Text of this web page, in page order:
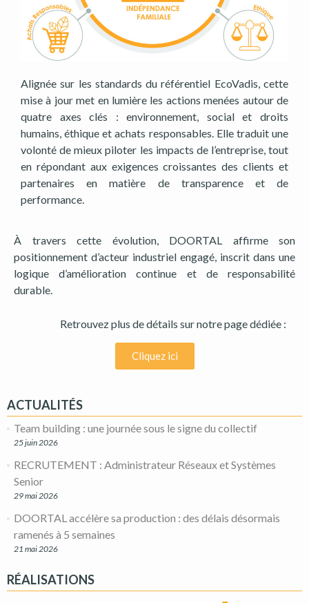
Alignée sur les standards du référentiel EcoVadis, cette
mise à jour met en lumière les actions menées autour de
quatre axes clés : environnement, social et droits
humains, éthique et achats responsables. Elle traduit une
volonté de mieux piloter les impacts de l’entreprise, tout
en répondant aux exigences croissantes des clients et
partenaires en matière de transparence et de
performance.
À travers cette évolution, DOORTAL affirme son
positionnement d’acteur industriel engagé, inscrit dans une
logique d’amélioration continue et de responsabilité
durable.
Retrouvez plus de détails sur notre page dédiée :
Cliquez ici
ACTUALITÉS
Team building : une journée sous le signe du collectif
25 juin 2026
RECRUTEMENT : Administrateur Réseaux et Systèmes
Senior
29 mai 2026
DOORTAL accélère sa production : des délais désormais
ramenés à 5 semaines
21 mai 2026
RÉALISATIONS